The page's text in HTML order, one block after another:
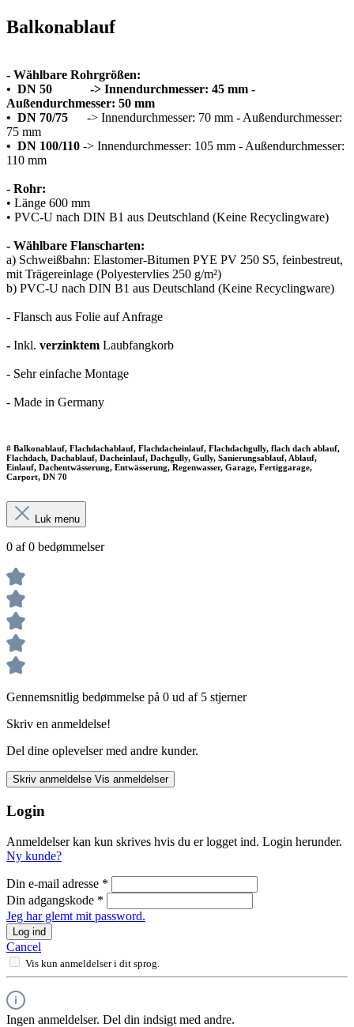
Balkonablauf
- Wählbare Rohrgrößen:
• DN 50 -> Innendurchmesser: 45 mm -
Außendurchmesser: 50 mm
• DN 70/75 -> Innendurchmesser: 70 mm - Außendurchmesser:
75 mm
• DN 100/110 -> Innendurchmesser: 105 mm - Außendurchmesser:
110 mm
- Rohr:
• Länge 600 mm
• PVC-U nach DIN B1 aus Deutschland (Keine Recyclingware)
- Wählbare Flanscharten:
a) Schweißbahn: Elastomer-Bitumen PYE PV 250 S5, feinbestreut,
mit Trägereinlage (Polyestervlies 250 g/m²)
b) PVC-U nach DIN B1 aus Deutschland (Keine Recyclingware)
- Flansch aus Folie auf Anfrage
- Inkl. verzinktem Laubfangkorb
- Sehr einfache Montage
- Made in Germany
# Balkonablauf, Flachdachablauf, Flachdacheinlauf, Flachdachgully, flach dach ablauf,
Flachdach, Dachablauf, Dacheinlauf, Dachgully, Gully, Sanierungsablauf, Ablauf,
Einlauf, Dachentwässerung, Entwässerung, Regenwasser, Garage, Fertiggarage,
Carport, DN 70
Luk menu
0 af 0 bedømmelser
Gennemsnitlig bedømmelse på 0 ud af 5 stjerner
Skriv en anmeldelse!
Del dine oplevelser med andre kunder.
Skriv anmeldelse Vis anmeldelser
Login
Anmeldelser kan kun skrives hvis du er logget ind. Login herunder.
Ny kunde?
Din e-mail adresse *
Din adgangskode *
Jeg har glemt mit password.
Log ind
Cancel
Vis kun anmeldelser i dit sprog.
Ingen anmeldelser. Del din indsigt med andre.